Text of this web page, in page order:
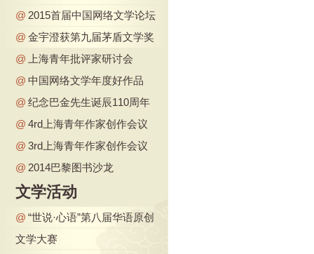
@ 2015首届中国网络文学论坛
@ 金宇澄获第九届茅盾文学奖
@
上海青年批评家研讨会
@ 中国网络文学年度好作品
@ 纪念巴金先生诞辰110周年
@ 4rd上海青年作家创作会议
@ 3rd上海青年作家创作会议
@ 2014巴黎图书沙龙
文学活动
@ “世说·心语”第八届华语原创
文学大赛